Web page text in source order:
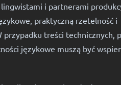
i partnerami
praktyczną rzetelność i
treści technicznych,
językowe muszą być